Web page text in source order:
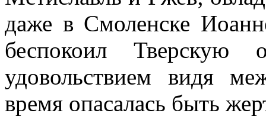
даже в Смоленске
беспокоил Тверскую
удовольствием видя
время опасалась быть